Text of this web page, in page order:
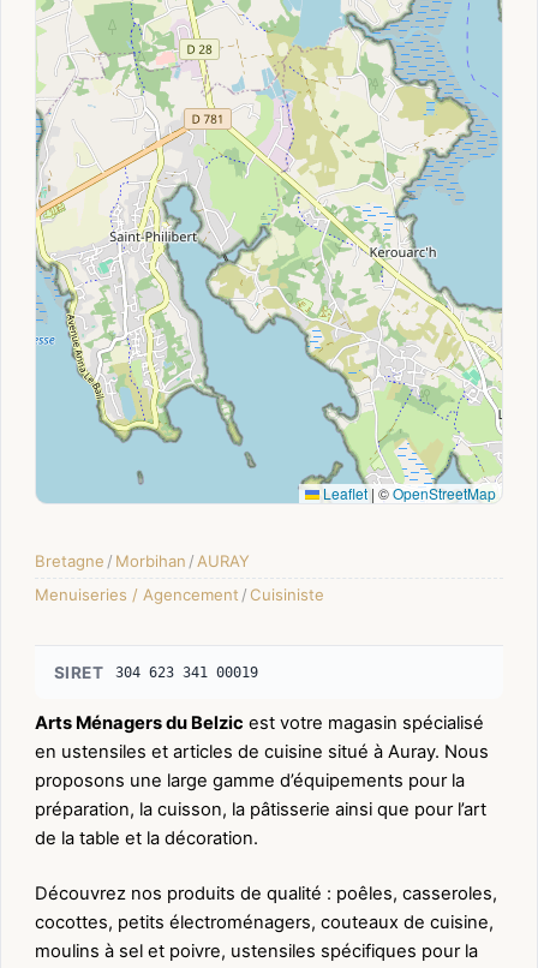
Leaflet | ©OpenStreetMap
Bretagne / Morbihan / AURAY
Menuiseries / Agencement /Cuisiniste
SIRET 304 623 341 00019
Arts Ménagers du Belzic est votre magasin spécialisé
en ustensiles et articles de cuisine situé à Auray. Nous
proposons une large gamme d’équipements pour la
préparation, la cuisson, la pâtisserie ainsi que pour l’art
de la table et la décoration.
Découvrez nos produits de qualité : poêles, casseroles,
cocottes, petits électroménagers, couteaux de cuisine,
moulins à sel et poivre, ustensiles spécifiques pour la